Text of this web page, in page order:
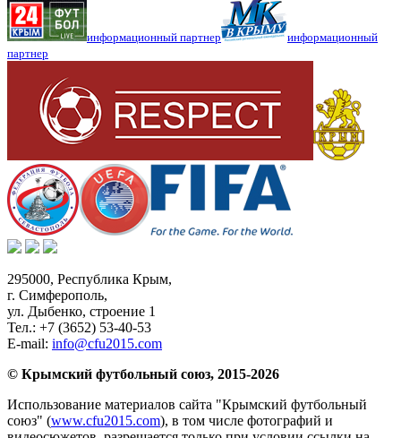
информационный партнер
информационный
партнер
295000, Республика Крым,
г. Симферополь,
ул. Дыбенко, строение 1
Тел.: +7 (3652) 53-40-53
E-mail: info@cfu2015.com
© Крымский футбольный союз, 2015-2026
Использование материалов сайта "Крымский футбольный
союз" (www.cfu2015.com), в том числе фотографий и